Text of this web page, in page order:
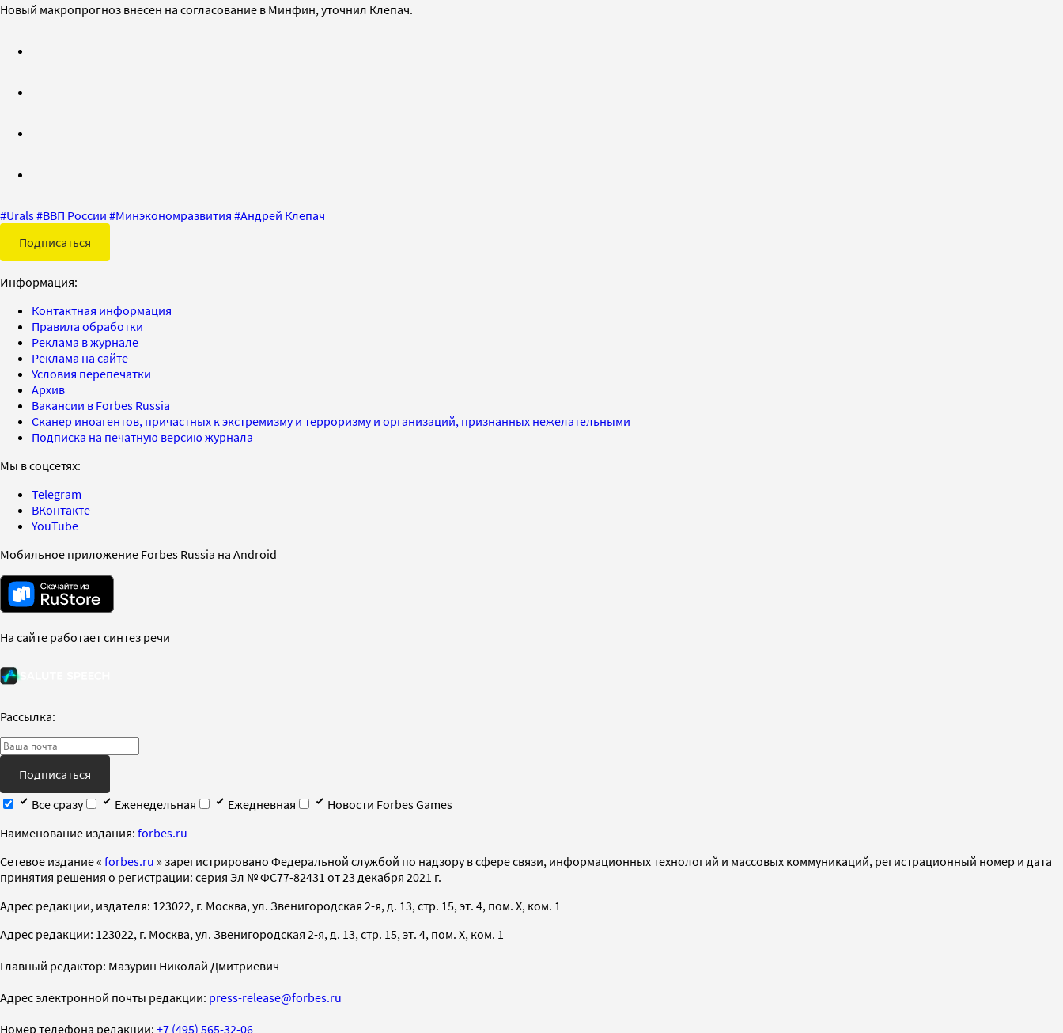
Новый макропрогноз внесен на согласование в Минфин, уточнил Клепач.
#Urals#ВВП России #Минэкономразвития #Андрей Клепач
Подписаться
Информация:
Контактная информация
Правила обработки
Реклама в журнале
Реклама на сайте
Условия перепечатки
Архив
Вакансии в Forbes Russia
Сканер иноагентов, причастных к экстремизму и терроризму и организаций, признанных нежелательными
Подписка на печатную версию журнала
Мы в соцсетях:
Telegram
ВКонтакте
YouTube
Мобильное приложение Forbes Russia на Android
На сайте работает синтез речи
Рассылка:
Подписаться
Все сразу
Еженедельная Ежедневная
Новости Forbes Games
Наименование издания: forbes.ru
Cетевое издание « forbes.ru » зарегистрировано Федеральной службой по надзору в сфере связи, информационных технологий и массовых коммуникаций, регистрационный номер и дата
принятия решения о регистрации: серия Эл № ФС77-82431 от 23 декабря 2021 г.
Адрес редакции, издателя: 123022, г. Москва, ул. Звенигородская 2-я, д. 13, стр. 15, эт. 4, пом. X, ком. 1
Адрес редакции: 123022, г. Москва, ул. Звенигородская 2-я, д. 13, стр. 15, эт. 4, пом. X, ком. 1
Главный редактор: Мазурин Николай Дмитриевич
Адрес электронной почты редакции: press-release@forbes.ru
Номер телефона редакции: +7 (495) 565-32-06